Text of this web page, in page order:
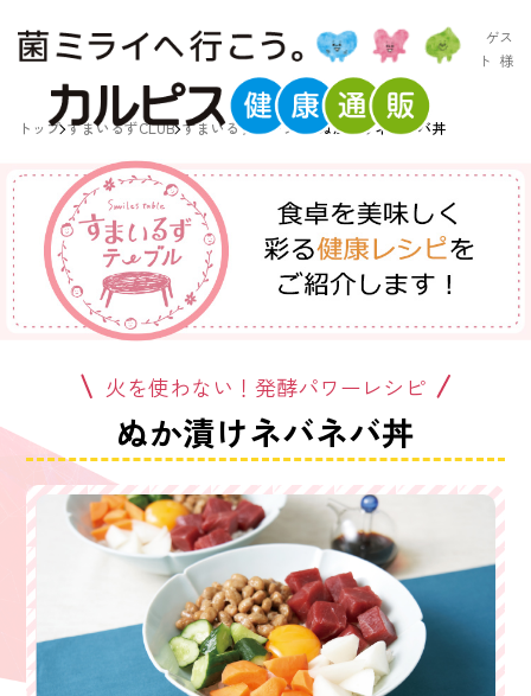
ゲス
ト 様
トップ すまいるずCLUB すまいるずテーブル ぬか漬けネバネバ丼
火を使わない！発酵パワーレシピ
ぬか漬けネバネバ丼